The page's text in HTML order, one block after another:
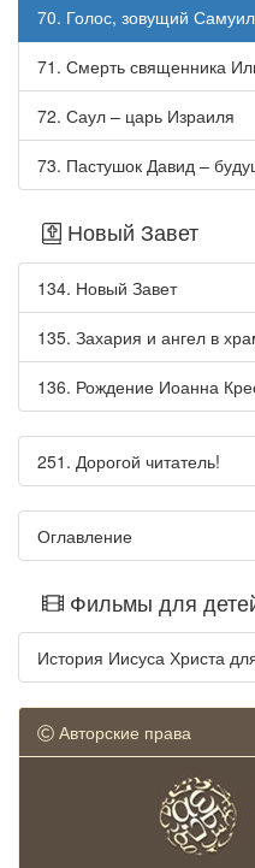
70. Голос, зовущий
71. Смерть священника
72. Саул – царь Израиля
73. Пастушок Давид –
Новый Завет
134. Новый Завет
135. Захария и ангел в
136. Рождение Иоанна
251. Дорогой читатель!
Оглавление
Фильмы для
История Иисуса Христа
Авторские права